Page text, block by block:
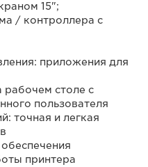
15";
/ контроллера с
приложения для
рабочем столе с
пользователя
точная и легкая
принтера